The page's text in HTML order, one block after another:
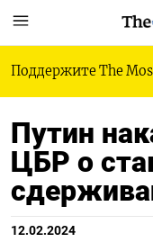
Поддержите The
Путин
ЦБР о
12.02.2024